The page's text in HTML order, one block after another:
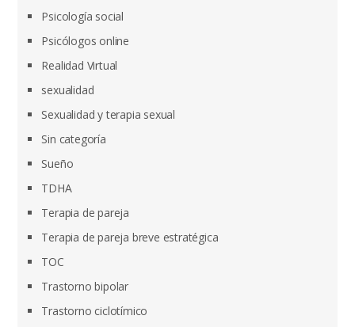
Psicología social
Psicólogos online
Realidad Virtual
sexualidad
Sexualidad y terapia sexual
Sin categoría
Sueño
TDHA
Terapia de pareja
Terapia de pareja breve estratégica
TOC
Trastorno bipolar
Trastorno ciclotímico